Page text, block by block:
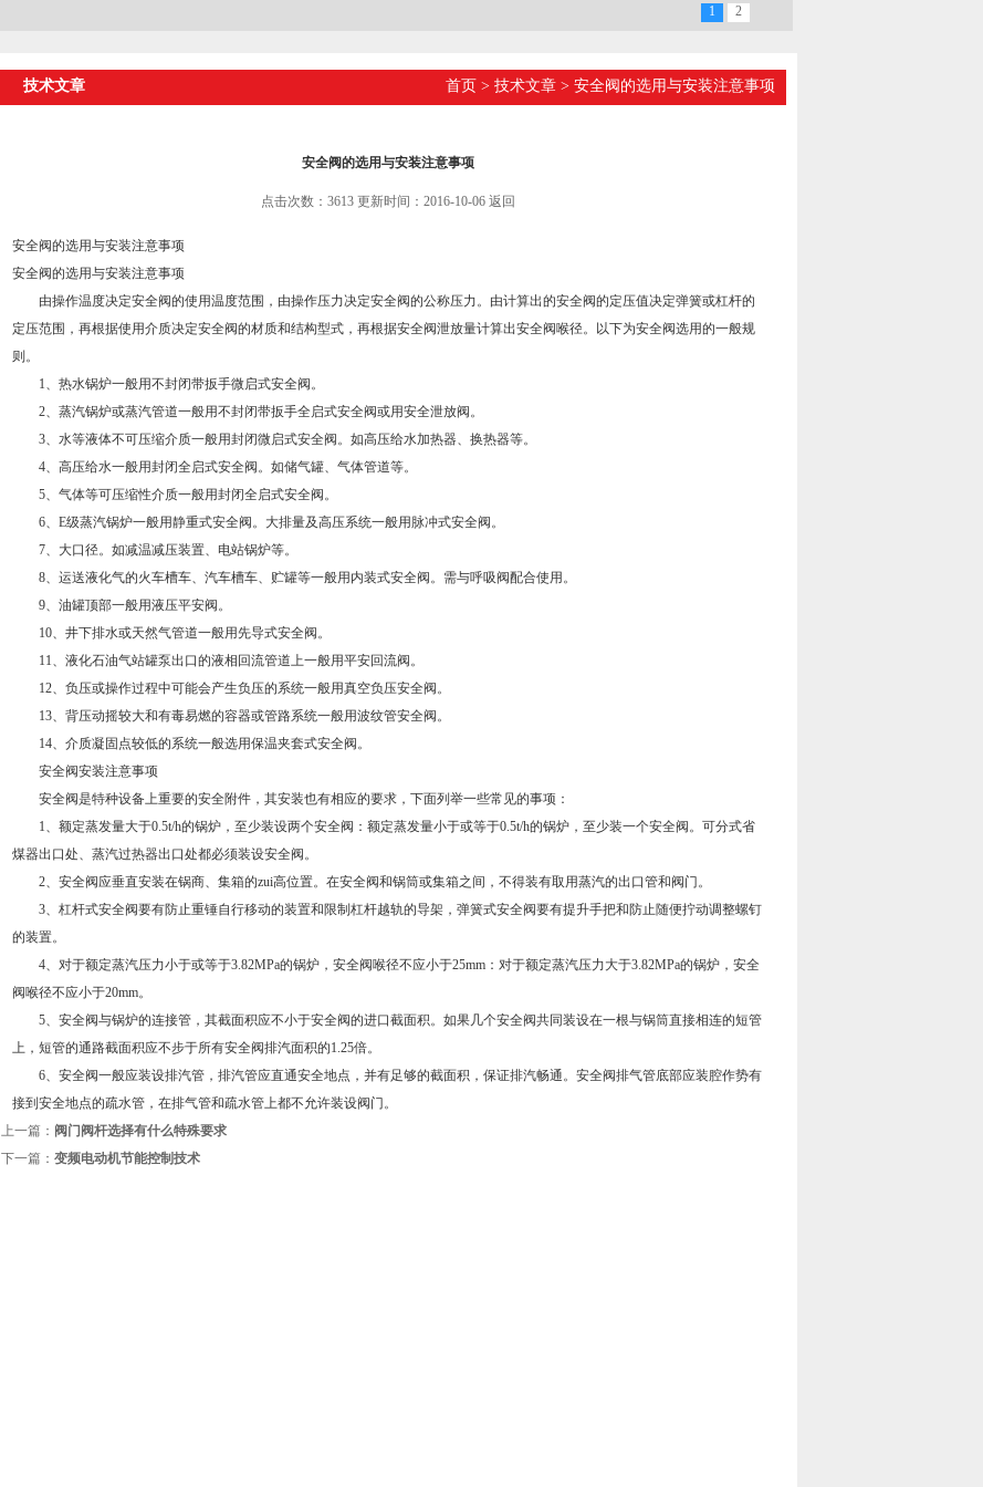
1 2
技术文章 首页 > 技术文章> 安全阀的选用与安装注意事项
安全阀的选用与安装注意事项
点击次数：3613 更新时间：2016-10-06 返回
安全阀的选用与安装注意事项
安全阀的选用与安装注意事项
由操作温度决定安全阀的使用温度范围，由操作压力决定安全阀的公称压力。由计算出的安全阀的定压值决定弹簧或杠杆的
定压范围，再根据使用介质决定安全阀的材质和结构型式，再根据安全阀泄放量计算出安全阀喉径。以下为安全阀选用的一般规
则。
1、热水锅炉一般用不封闭带扳手微启式安全阀。
2、蒸汽锅炉或蒸汽管道一般用不封闭带扳手全启式安全阀或用安全泄放阀。
3、水等液体不可压缩介质一般用封闭微启式安全阀。如高压给水加热器、换热器等。
4、高压给水一般用封闭全启式安全阀。如储气罐、气体管道等。
5、气体等可压缩性介质一般用封闭全启式安全阀。
6、E级蒸汽锅炉一般用静重式安全阀。大排量及高压系统一般用脉冲式安全阀。
7、大口径。如减温减压装置、电站锅炉等。
8、运送液化气的火车槽车、汽车槽车、贮罐等一般用内装式安全阀。需与呼吸阀配合使用。
9、油罐顶部一般用液压平安阀。
10、井下排水或天然气管道一般用先导式安全阀。
11、液化石油气站罐泵出口的液相回流管道上一般用平安回流阀。
12、负压或操作过程中可能会产生负压的系统一般用真空负压安全阀。
13、背压动摇较大和有毒易燃的容器或管路系统一般用波纹管安全阀。
14、介质凝固点较低的系统一般选用保温夹套式安全阀。
安全阀安装注意事项
安全阀是特种设备上重要的安全附件，其安装也有相应的要求，下面列举一些常见的事项：
1、额定蒸发量大于0.5t/h的锅炉，至少装设两个安全阀：额定蒸发量小于或等于0.5t/h的锅炉，至少装一个安全阀。可分式省
煤器出口处、蒸汽过热器出口处都必须装设安全阀。
2、安全阀应垂直安装在锅商、集箱的zui高位置。在安全阀和锅筒或集箱之间，不得装有取用蒸汽的出口管和阀门。
3、杠杆式安全阀要有防止重锤自行移动的装置和限制杠杆越轨的导架，弹簧式安全阀要有提升手把和防止随便拧动调整螺钉
的装置。
4、对于额定蒸汽压力小于或等于3.82MPa的锅炉，安全阀喉径不应小于25mm：对于额定蒸汽压力大于3.82MPa的锅炉，安全
阀喉径不应小于20mm。
5、安全阀与锅炉的连接管，其截面积应不小于安全阀的进口截面积。如果几个安全阀共同装设在一根与锅筒直接相连的短管
上，短管的通路截面积应不步于所有安全阀排汽面积的1.25倍。
6、安全阀一般应装设排汽管，排汽管应直通安全地点，并有足够的截面积，保证排汽畅通。安全阀排气管底部应装腔作势有
接到安全地点的疏水管，在排气管和疏水管上都不允许装设阀门。
上一篇： 阀门阀杆选择有什么特殊要求
下一篇： 变频电动机节能控制技术